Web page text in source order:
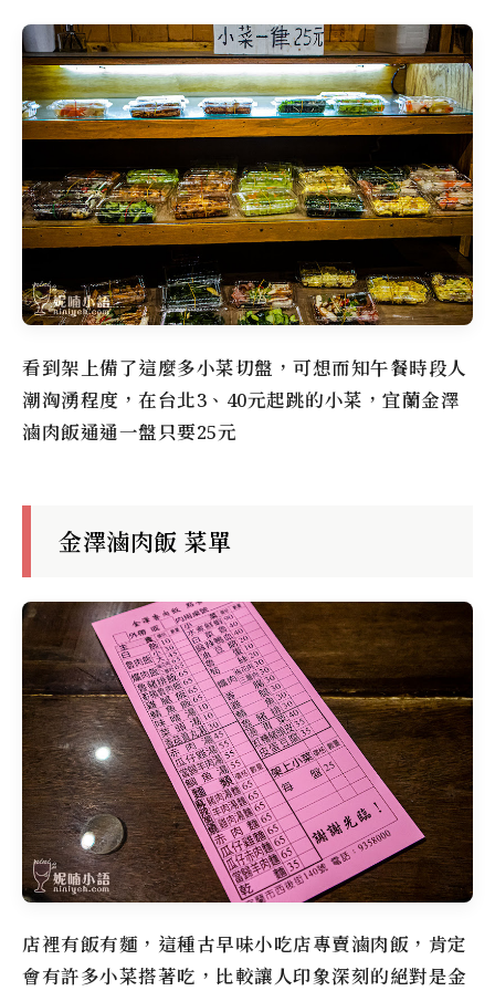
看到架上備了這麼多小菜切盤，可想而知午餐時段人
潮洶湧程度，在台北3、40元起跳的小菜，宜蘭金澤
滷肉飯通通一盤只要25元
金澤滷肉飯 菜單
店裡有飯有麵，這種古早味小吃店專賣滷肉飯，肯定
會有許多小菜搭著吃，比較讓人印象深刻的絕對是金